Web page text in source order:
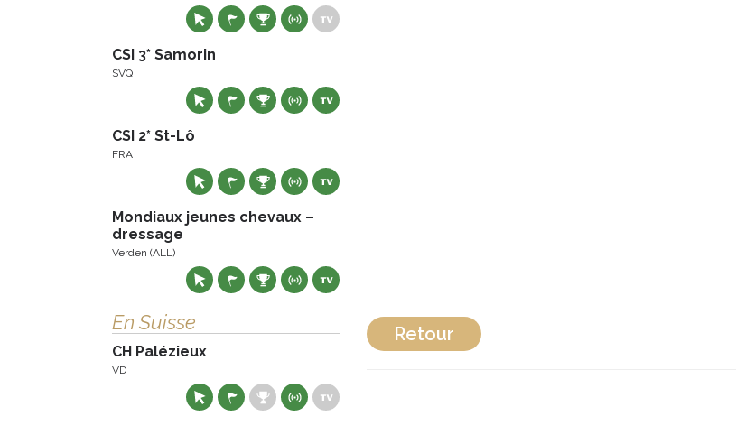
Retour
CSI 3* Samorin
SVQ
CSI 2* St-Lô
FRA
Mondiaux jeunes chevaux –
dressage
Verden (ALL)
En Suisse
CH Palézieux
VD